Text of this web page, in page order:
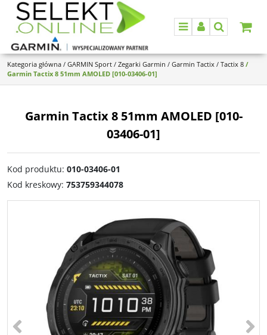
MenuPanelSzukaj
Kategoria główna / GARMIN Sport / Zegarki Garmin / Garmin Tactix / Tactix 8 /
Garmin Tactix 8 51mm AMOLED [010-03406-01]
Garmin Tactix 8 51mm AMOLED [010-
03406-01]
Kod produktu: 010-03406-01
Kod kreskowy: 753759344078
<